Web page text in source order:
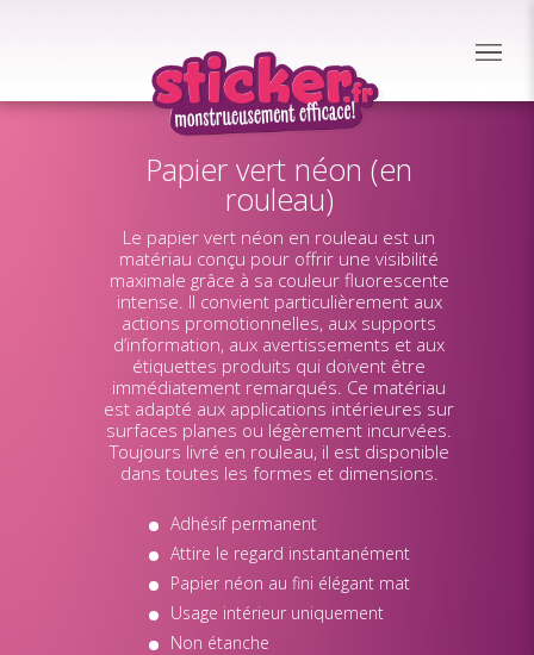
Papier vert néon (en
rouleau)
Le papier vert néon en rouleau est un
matériau conçu pour offrir une visibilité
maximale grâce à sa couleur fluorescente
intense. Il convient particulièrement aux
actions promotionnelles, aux supports
d’information, aux avertissements et aux
étiquettes produits qui doivent être
immédiatement remarqués. Ce matériau
est adapté aux applications intérieures sur
surfaces planes ou légèrement incurvées.
Toujours livré en rouleau, il est disponible
dans toutes les formes et dimensions.
Adhésif permanent
Attire le regard instantanément
Papier néon au fini élégant mat
Usage intérieur uniquement
Non étanche